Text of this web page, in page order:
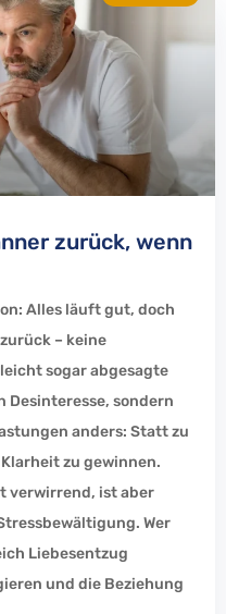
zurück, wenn
Alles läuft gut, doch
– keine
sogar abgesagte
Desinteresse, sondern
anders: Statt zu
zu gewinnen.
verwirrend, ist aber
Wer
Liebesentzug
und die Beziehung